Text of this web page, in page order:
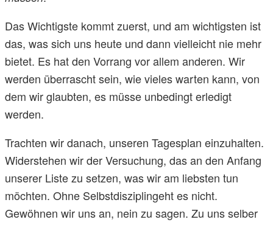
Das Wichtigste kommt zuerst, und am wichtigsten ist
das, was sich uns heute und dann vielleicht nie mehr
bietet. Es hat den Vorrang vor allem anderen. Wir
werden überrascht sein, wie vieles warten kann, von
dem wir glaubten, es müsse unbedingt erledigt
werden.
Trachten wir danach, unseren Tagesplan einzuhalten.
Widerstehen wir der Versuchung, das an den Anfang
unserer Liste zu setzen, was wir am liebsten tun
möchten. Ohne Selbstdisziplingeht es nicht.
Gewöhnen wir uns an, nein zu sagen. Zu uns selber